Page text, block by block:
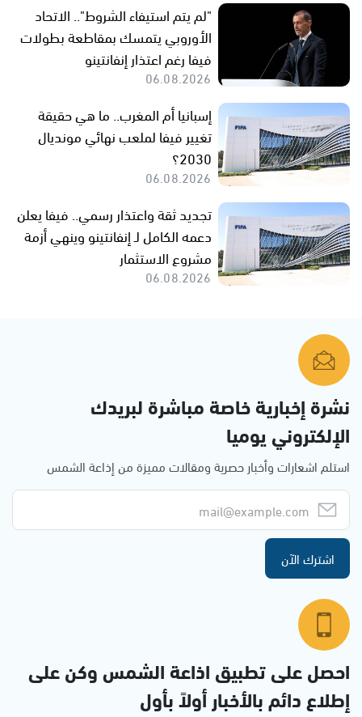
"لم يتم استيفاء الشروط".. الاتحاد
الأوروبي يتمسك بمقاطعة بطولات
فيفا رغم اعتذار إنفانتينو
06.08.2026
إسبانيا أم المغرب.. ما هي حقيقة
تغيير فيفا لملعب نهائي مونديال
2030؟
06.08.2026
تجديد ثقة واعتذار رسمي.. فيفا يعلن
دعمه الكامل لـ إنفانتينو وينهي أزمة
مشروع الاستثمار
06.08.2026
نشرة إخبارية خاصة مباشرة لبريدك
الإلكتروني يوميا
استلم اشعارات وأخبار حصرية ومقالات مميزة من إذاعة الشمس
اشترك الآن
احصل على تطبيق اذاعة الشمس وكن على
إطلاع دائم بالأخبار أولاً بأول